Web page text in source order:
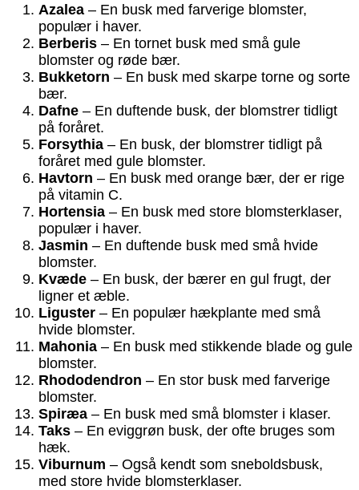
Azalea – En busk med farverige blomster,
populær i haver.
Berberis – En tornet busk med små gule
blomster og røde bær.
Bukketorn – En busk med skarpe torne og sorte
bær.
Dafne – En duftende busk, der blomstrer tidligt
på foråret.
Forsythia – En busk, der blomstrer tidligt på
foråret med gule blomster.
Havtorn – En busk med orange bær, der er rige
på vitamin C.
Hortensia – En busk med store blomsterklaser,
populær i haver.
Jasmin – En duftende busk med små hvide
blomster.
Kvæde – En busk, der bærer en gul frugt, der
ligner et æble.
Liguster – En populær hækplante med små
hvide blomster.
Mahonia – En busk med stikkende blade og gule
blomster.
Rhododendron – En stor busk med farverige
blomster.
Spiræa – En busk med små blomster i klaser.
Taks – En eviggrøn busk, der ofte bruges som
hæk.
Viburnum – Også kendt som sneboldsbusk,
med store hvide blomsterklaser.